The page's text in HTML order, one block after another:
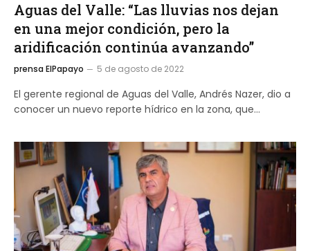
Aguas del Valle: “Las lluvias nos dejan
en una mejor condición, pero la
aridificación continúa avanzando”
prensa ElPapayo 5 de agosto de 2022
El gerente regional de Aguas del Valle, Andrés Nazer, dio a
conocer un nuevo reporte hídrico en la zona, que…